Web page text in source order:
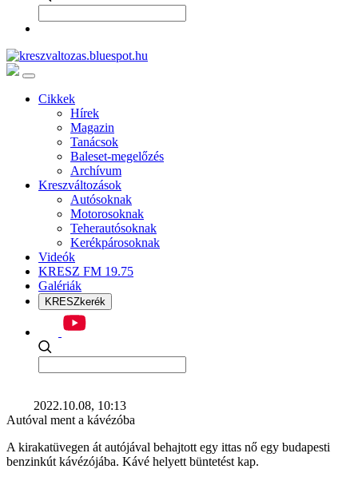
Cikkek
Hírek
Magazin
Tanácsok
Baleset-megelőzés
Archívum
Kreszváltozások
Autósoknak
Motorosoknak
Teherautósoknak
Kerékpárosoknak
Videók
KRESZ FM 19.75
Galériák
KRESZkerék
2022.10.08, 10:13
Autóval ment a kávézóba
A kirakatüvegen át autójával behajtott egy ittas nő egy budapesti
benzinkút kávézójába. Kávé helyett büntetést kap.